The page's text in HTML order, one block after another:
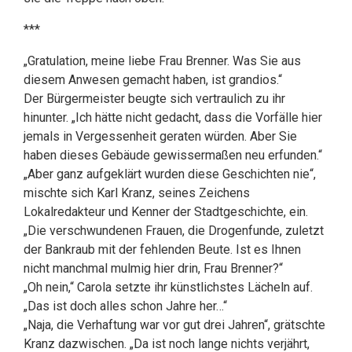
***
„Gratulation, meine liebe Frau Brenner. Was Sie aus
diesem Anwesen gemacht haben, ist grandios.“
Der Bürgermeister beugte sich vertraulich zu ihr
hinunter. „Ich hätte nicht gedacht, dass die Vorfälle hier
jemals in Vergessenheit geraten würden. Aber Sie
haben dieses Gebäude gewissermaßen neu erfunden.“
„Aber ganz aufgeklärt wurden diese Geschichten nie“,
mischte sich Karl Kranz, seines Zeichens
Lokalredakteur und Kenner der Stadtgeschichte, ein.
„Die verschwundenen Frauen, die Drogenfunde, zuletzt
der Bankraub mit der fehlenden Beute. Ist es Ihnen
nicht manchmal mulmig hier drin, Frau Brenner?“
„Oh nein,“ Carola setzte ihr künstlichstes Lächeln auf.
„Das ist doch alles schon Jahre her…“
„Naja, die Verhaftung war vor gut drei Jahren“, grätschte
Kranz dazwischen. „Da ist noch lange nichts verjährt,